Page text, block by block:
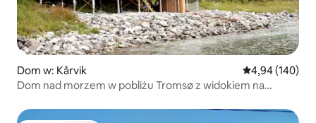
Dom w: Kårvik Średnia
4,94 (140)
Dom nad morzem w pobliżu Tromsø z widokiem na